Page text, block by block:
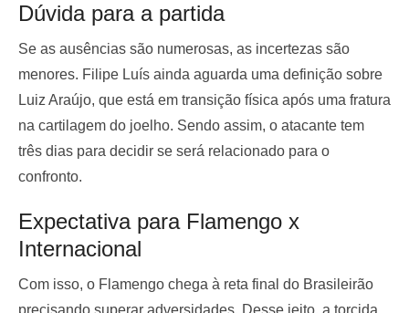
Dúvida para a partida
Se as ausências são numerosas, as incertezas são
menores. Filipe Luís ainda aguarda uma definição sobre
Luiz Araújo, que está em transição física após uma fratura
na cartilagem do joelho. Sendo assim, o atacante tem
três dias para decidir se será relacionado para o
confronto.
Expectativa para Flamengo x
Internacional
Com isso, o Flamengo chega à reta final do Brasileirão